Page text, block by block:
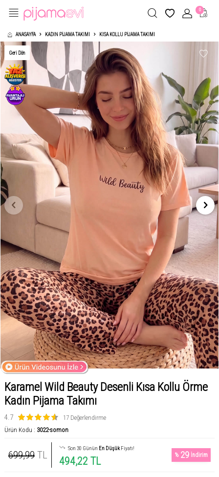
0
ANASAYFA KADIN PIJAMA TAKIMI KISA KOLLU PIJAMA TAKIMI
Geri Dön
Karamel Wild Beauty Desenli Kısa Kollu Örme
Kadın Pijama Takımı
4.7
17 Değerlendirme
Ürün Kodu : 3022-somon
699,99 TL
Son 30 Günün En DüşükFiyatı!
494,22 TL %29 İndirim